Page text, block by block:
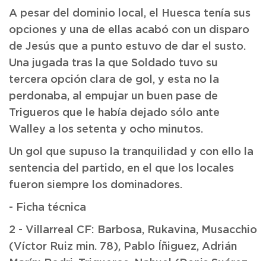
A pesar del dominio local, el Huesca tenía sus
opciones y una de ellas acabó con un disparo
de Jesús que a punto estuvo de dar el susto.
Una jugada tras la que Soldado tuvo su
tercera opción clara de gol, y esta no la
perdonaba, al empujar un buen pase de
Trigueros que le había dejado sólo ante
Walley a los setenta y ocho minutos.
Un gol que supuso la tranquilidad y con ello la
sentencia del partido, en el que los locales
fueron siempre los dominadores.
- Ficha técnica
2 - Villarreal CF: Barbosa, Rukavina, Musacchio
(Víctor Ruiz min. 78), Pablo Íñiguez, Adrián